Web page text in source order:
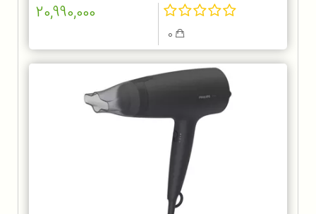
20,990,000